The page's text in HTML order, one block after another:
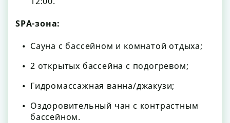
SPA-зона:
Сауна с бассейном и комнатой отдыха;
2 открытых бассейна с подогревом;
Гидромассажная ванна/джакузи;
Оздоровительный чан с контрастным
бассейном.